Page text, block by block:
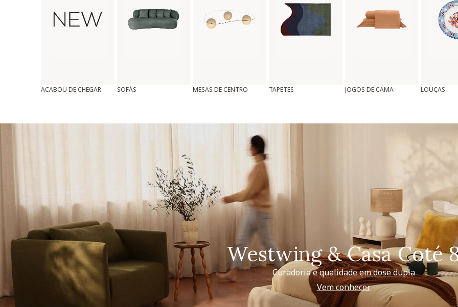
ACABOU DE CHEGAR SOFÁS MESAS DE CENTRO TAPETES JOGOS DE CAMA LOUÇAS
Westwing & Casa Coté
Curadoria e qualidade em dose dupla
Vem conhecer